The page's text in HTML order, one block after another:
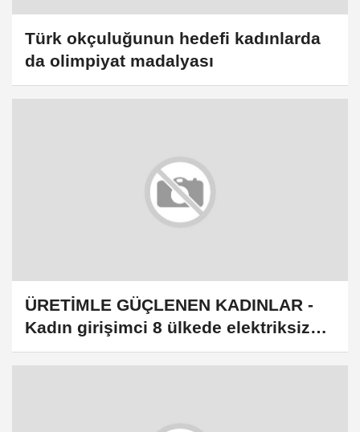
Türk okçuluğunun hedefi kadınlarda
da olimpiyat madalyası
ÜRETİMLE GÜÇLENEN KADINLAR -
Kadın girişimci 8 ülkede elektriksiz
aydınlatma çözümü sunuyor